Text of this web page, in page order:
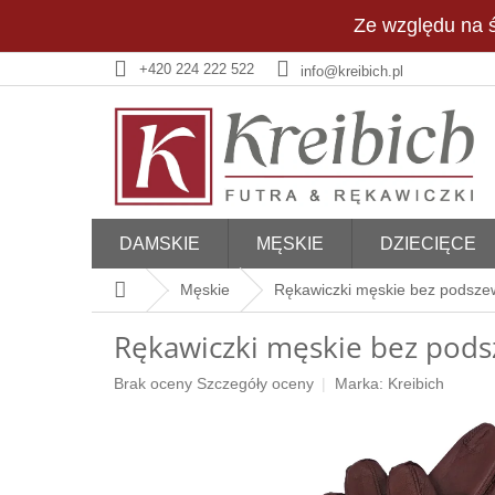
treści
Ze względu na
+420 224 222 522 info@kreibich.pl
DAMSKIE MĘSKIE DZIECIĘCE
Home Męskie Rękawiczki męskie bez
Rękawiczki męskie bez
Średnia
Brak oceny Szczegóły oceny Marka: Kreibich